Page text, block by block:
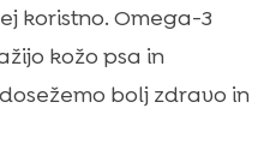
koristno. Omega-3
kožo psa in
bolj zdravo in